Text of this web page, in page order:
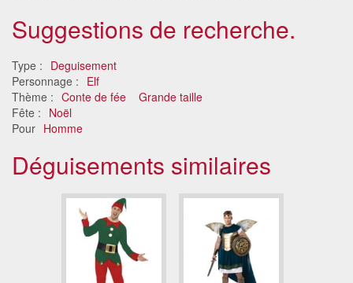
Suggestions de recherche.
Type : Deguisement
Personnage : Elf
Thème : Conte de fée
Grande taille
Fête : Noël
Pour Homme
Déguisements similaires